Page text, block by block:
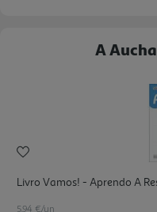
A
Livro Vamos! - Aprendo A
5.94 €/un